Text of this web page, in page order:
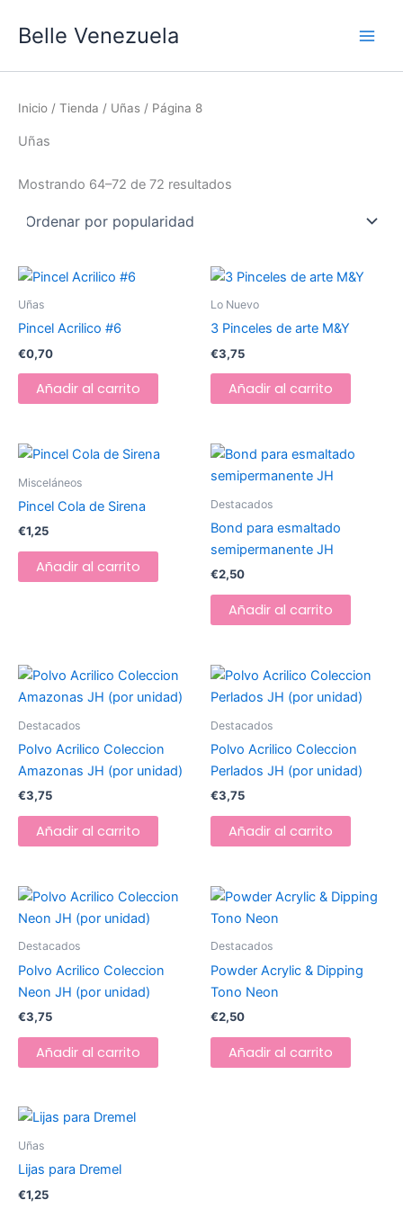
Belle Venezuela
Inicio / Tienda / Uñas / Página 8
Uñas
Mostrando 64–72 de 72 resultados
Uñas
Pincel Acrilico #6
€0,70
Añadir al carrito
Lo Nuevo
3 Pinceles de arte M&Y
€3,75
Añadir al carrito
Misceláneos
Pincel Cola de Sirena
€1,25
Añadir al carrito
Destacados
Bond para esmaltado
semipermanente JH
€2,50
Añadir al carrito
Destacados
Polvo Acrilico Coleccion
Amazonas JH (por unidad)
€3,75
Añadir al carrito
Destacados
Polvo Acrilico Coleccion
Perlados JH (por unidad)
€3,75
Añadir al carrito
Destacados
Polvo Acrilico Coleccion
Neon JH (por unidad)
€3,75
Añadir al carrito
Destacados
Powder Acrylic & Dipping
Tono Neon
€2,50
Añadir al carrito
Uñas
Lijas para Dremel
€1,25